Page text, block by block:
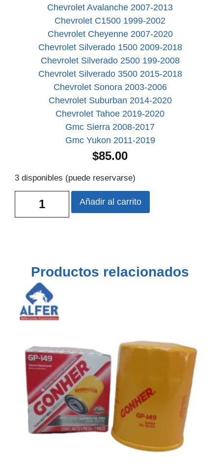
Chevrolet Avalanche 2007-2013
Chevrolet C1500 1999-2002
Chevrolet Cheyenne 2007-2020
Chevrolet Silverado 1500 2009-2018
Chevrolet Silverado 2500 199-2008
Chevrolet Silverado 3500 2015-2018
Chevrolet Sonora 2003-2006
Chevrolet Suburban 2014-2020
Chevrolet Tahoe 2019-2020
Gmc Sierra 2008-2017
Gmc Yukon 2011-2019
$85.00
3 disponibles (puede reservarse)
Añadir al carrito
Productos relacionados